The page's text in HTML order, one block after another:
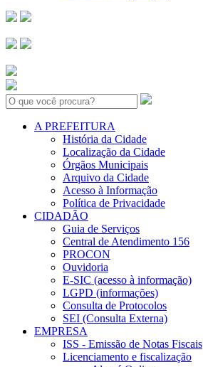
Search:
A PREFEITURA
História da Cidade
Localização da Cidade
Órgãos Municipais
Arquivo da Cidade
Acesso à Informação
Política de Privacidade
CIDADÃO
Guia de Serviços
Central de Atendimento 156
PROCON
Ouvidoria
E-SIC (acesso à informação)
LGPD (informações)
Consulta de Protocolos
SEI (Consulta Externa)
EMPRESA
ISS - Emissão de Notas Fiscais
Licenciamento e fiscalização